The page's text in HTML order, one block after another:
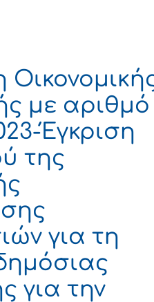
με αριθμό
Έγκριση
της
για τη
για την